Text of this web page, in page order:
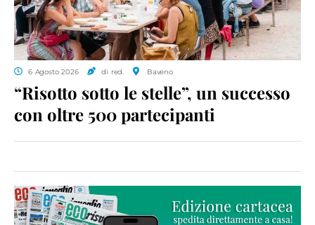
6 Agosto 2026 di red. Baveno
“Risotto sotto le stelle”, un successo
con oltre 500 partecipanti